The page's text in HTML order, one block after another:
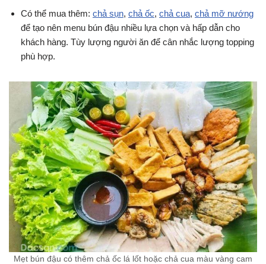
Có thể mua thêm: chả sụn, chả ốc, chả cua, chả mỡ nướng
để tạo nên menu bún đậu nhiều lựa chọn và hấp dẫn cho
khách hàng. Tùy lượng người ăn để cân nhắc lượng topping
phù hợp.
Mẹt bún đậu có thêm chả ốc lá lốt hoặc chả cua màu vàng cam